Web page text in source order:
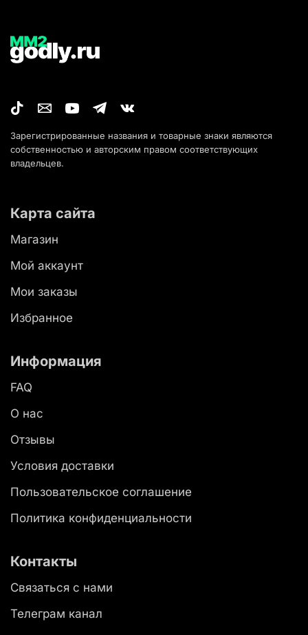
Зарегистрированные названия и товарные знаки являются
собственностью и авторским правом соответствующих
владельцев.
Карта сайта
Магазин
Мой аккаунт
Мои заказы
Избранное
Информация
FAQ
О нас
Отзывы
Условия доставки
Пользовательское соглашение
Политика конфиденциальности
Контакты
Связаться с нами
Телеграм канал